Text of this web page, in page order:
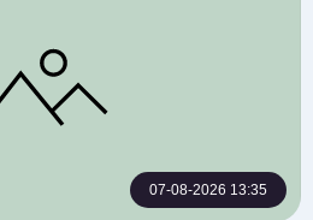
07-08-2026 13:35